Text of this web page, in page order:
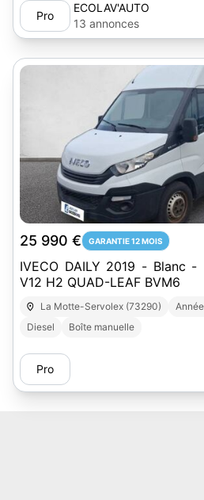
Pro
ECOLAV'AUTO
13 annonces
25 990 € GARANTIE 12 MOIS
IVECO DAILY 2019 - Blanc -
V12 H2 QUAD-LEAF BVM6
La Motte-Servolex (73290)
Diesel
Boîte manuelle
Pro